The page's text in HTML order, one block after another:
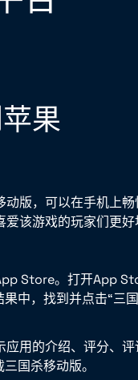
果
版，可以在手机上
该游戏的玩家们更好
Store。打开App
中，找到并点击“三
用的介绍、评分、
国杀移动版。